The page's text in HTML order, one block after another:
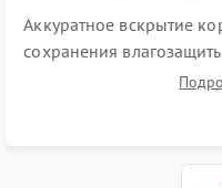
Аккуратное вскрытие
сохранения
питания и дисплея.